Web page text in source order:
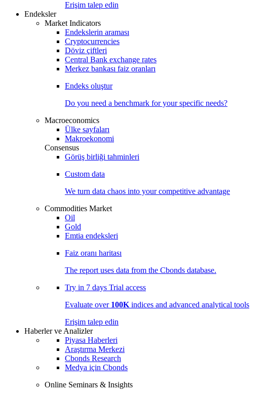
Erişim talep edin
Endeksler
Market Indicators
Endekslerin araması
Cryptocurrencies
Döviz çiftleri
Central Bank exchange rates
Merkez bankası faiz oranları
Endeks oluştur
Do you need a benchmark for your specific needs?
Macroeconomics
Ülke sayfaları
Makroekonomi
Consensus
Görüş birliği tahminleri
Custom data
We turn data chaos into your competitive advantage
Commodities Market
Oil
Gold
Emtia endeksleri
Faiz oranı haritası
The report uses data from the Cbonds database.
Try in 7 days Trial access
Evaluate over 100K indices and advanced analytical tools
Erişim talep edin
Haberler ve Analizler
Piyasa Haberleri
Araştırma Merkezi
Cbonds Research
Medya için Cbonds
Online Seminars & Insights